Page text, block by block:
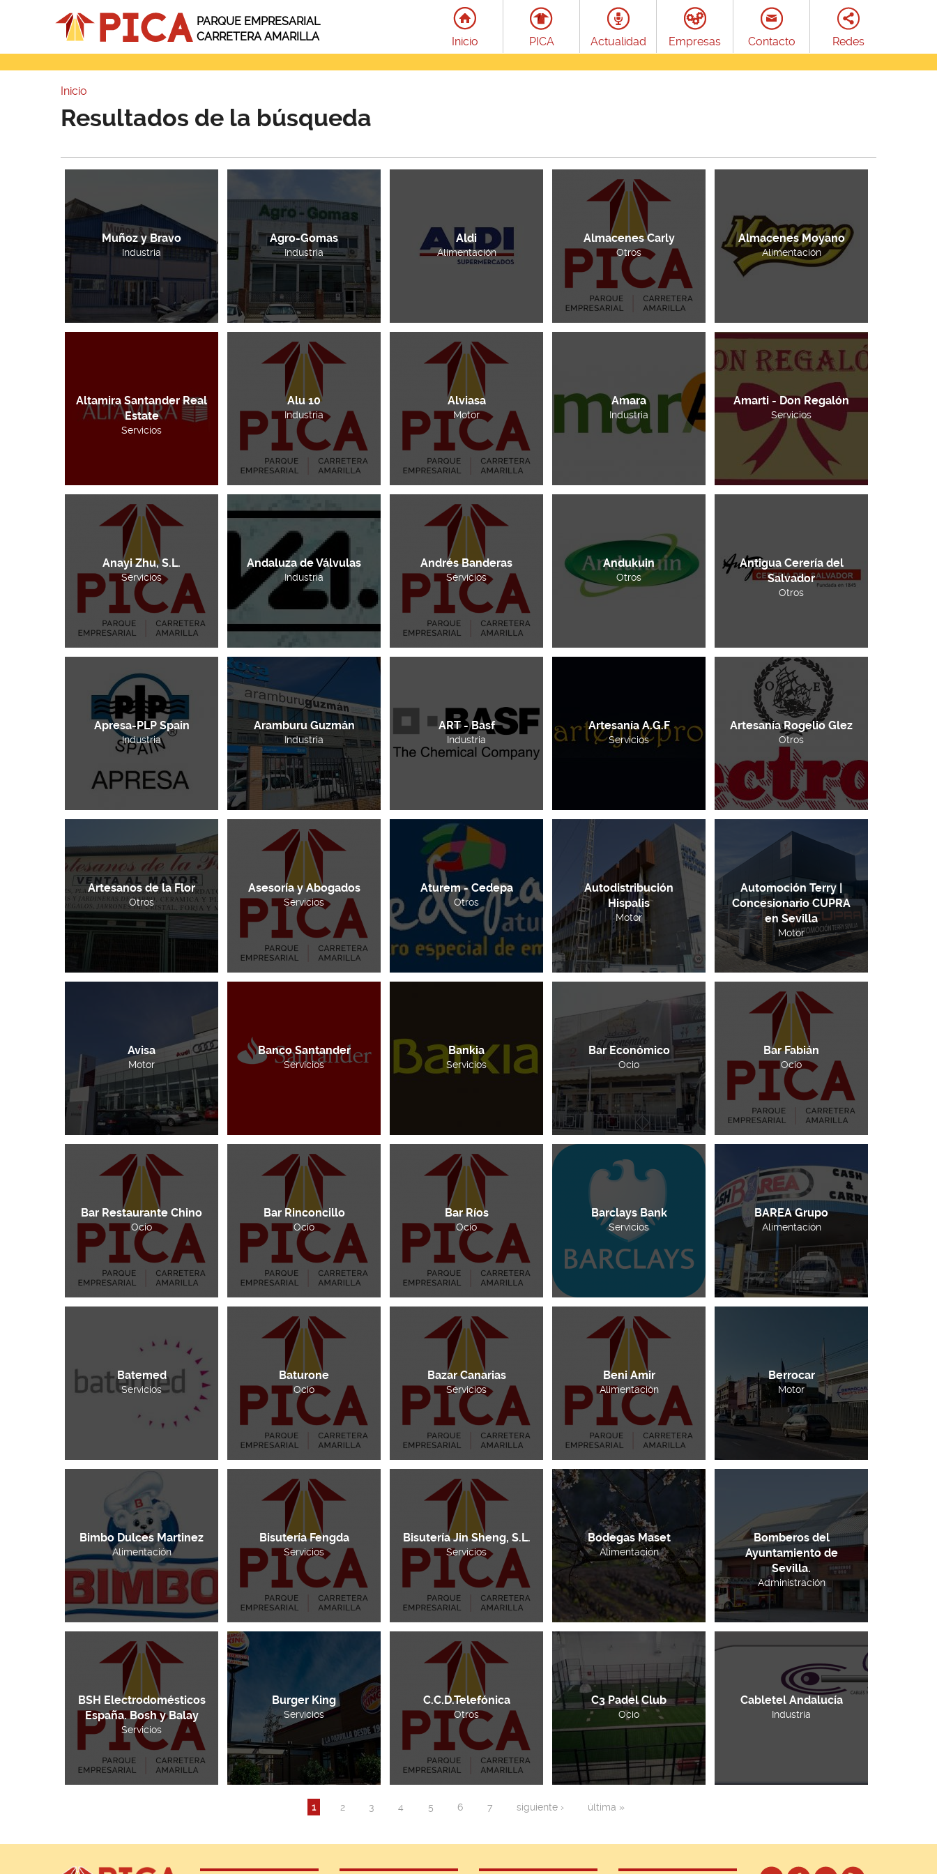
PARQUE EMPRESARIAL
CARRETERA AMARILLA
Inicio PICA Actualidad Empresas Contacto Redes
Usted está aquí
Inicio
Resultados de la búsqueda
Muñoz y Bravo
Industria
Agro-Gomas
Industria
Aldi
Alimentación
Almacenes Carly
Otros
Almacenes Moyano
Alimentación
Altamira Santander Real
Estate
Servicios
Alu 10
Industria
Alviasa
Motor
Amara
Industria
Amarti - Don Regalón
Servicios
Anayi Zhu, S.L.
Servicios
Andaluza de Válvulas
Industria
Andrés Banderas
Servicios
Andukuin
Otros
Antigua Cerería del
Salvador
Otros
Apresa-PLP Spain
Industria
Aramburu Guzmán
Industria
ART - Basf
Industria
Artesanía A.G.F
Servicios
Artesanía Rogelio Glez
Otros
Artesanos de la Flor
Otros
Asesoría y Abogados
Servicios
Aturem - Cedepa
Otros
Autodistribución
Hispalis
Motor
Automoción Terry |
Concesionario CUPRA
en Sevilla
Motor
Avisa
Motor
Banco Santander
Servicios
Bankia
Servicios
Bar Económico
Ocio
Bar Fabián
Ocio
Bar Restaurante Chino
Ocio
Bar Rinconcillo
Ocio
Bar Ríos
Ocio
Barclays Bank
Servicios
BAREA Grupo
Alimentación
Batemed
Servicios
Baturone
Ocio
Bazar Canarias
Servicios
Beni Amir
Alimentación
Berrocar
Motor
Bimbo Dulces Martinez
Alimentación
Bisutería Fengda
Servicios
Bisutería Jin Sheng, S.L.
Servicios
Bodegas Maset
Alimentación
Bomberos del
Ayuntamiento de
Sevilla.
Administración
BSH Electrodomésticos
España. Bosh y Balay
Servicios
Burger King
Servicios
C.C.D.Telefónica
Otros
C3 Padel Club
Ocio
Cabletel Andalucía
Industria
Páginas
1 2 3 4 5 6 7 siguiente › última »